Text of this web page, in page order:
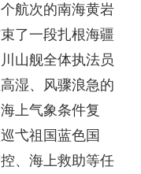
航次的南海黄岩
了一段扎根海疆
山舰全体执法员
湿、风骤浪急的
上气象条件复
弋祖国蓝色国
、海上救助等任